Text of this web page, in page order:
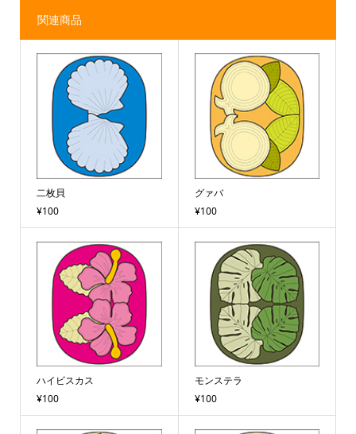
関連商品
二枚貝
¥100
グァバ
¥100
ハイビスカス
¥100
モンステラ
¥100